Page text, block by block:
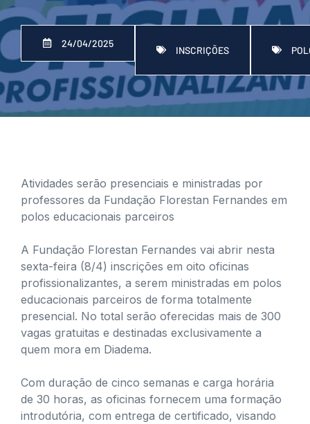
24/04/2025
INSCRIÇÕES
Atividades serão presenciais e ministradas por
professores da Fundação Florestan Fernandes em
polos educacionais parceiros
A Fundação Florestan Fernandes vai abrir nesta
sexta-feira (8/4) inscrições em oito oficinas
profissionalizantes, a serem ministradas em polos
educacionais parceiros de forma totalmente
presencial. No total serão oferecidas mais de 300
vagas gratuitas e destinadas exclusivamente a
quem mora em Diadema.
Com duração de cinco semanas e carga horária
de 30 horas, as oficinas fornecem uma formação
introdutória, com entrega de certificado, visando